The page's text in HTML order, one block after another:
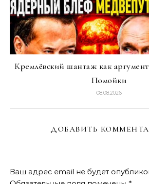
Кремлёвский шантаж как
Помойки
08.08.2026
ДОБАВИТЬ
Ваш адрес email не будет